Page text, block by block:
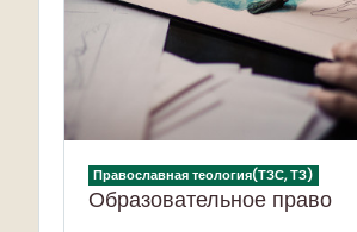
Православная теология(ТЗС, ТЗ)
Образовательное право